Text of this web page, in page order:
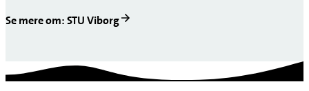
Se mere om: STU Viborg